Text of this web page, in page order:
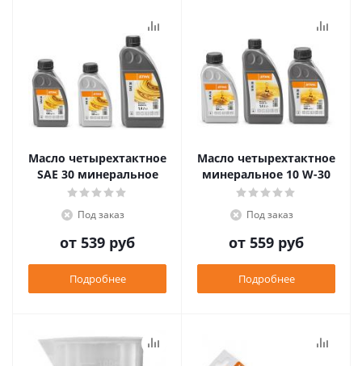
Масло четырехтактное
SAE 30 минеральное
Под заказ
от 539 руб
Подробнее
Масло четырехтактное
минеральное 10 W-30
Под заказ
от 559 руб
Подробнее